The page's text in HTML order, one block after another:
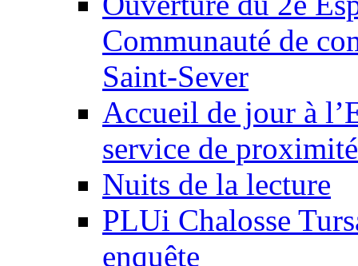
Communauté de
Saint-Sever
Accueil de jour à
service de
Nuits de la lecture
PLUi Chalosse
enquête